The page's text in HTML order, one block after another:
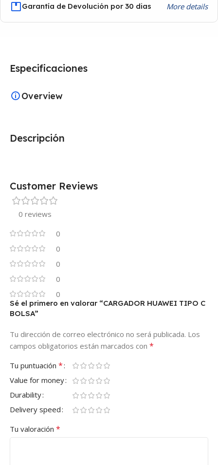
Garantía de Devolución por 30 dias More details
Descripción
Especificaciones
Overview
Customer Reviews
0 reviews
0
0
0
0
0
Sé el primero en valorar “CARGADOR HUAWEI TIPO C
BOLSA”
Tu dirección de correo electrónico no será publicada. Los
campos obligatorios están marcados con *
Tu puntuación *
Value for money
Durability
Delivery speed
Tu valoración *